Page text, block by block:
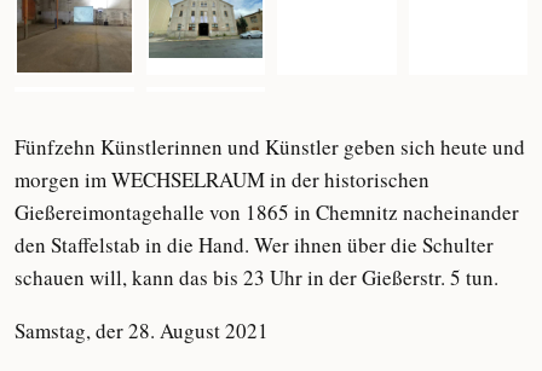
Fünfzehn Künstlerinnen und Künstler geben sich heute und
morgen im WECHSELRAUM in der historischen
Gießereimontagehalle von 1865 in Chemnitz nacheinander
den Staffelstab in die Hand. Wer ihnen über die Schulter
schauen will, kann das bis 23 Uhr in der Gießerstr. 5 tun.
Samstag, der 28. August 2021